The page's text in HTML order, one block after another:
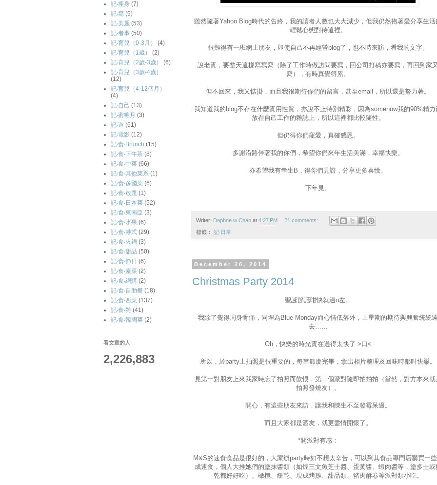
雖然隨著Yahoo Blog時代的告終，我的讀者人數也大大減少，但我仍然抱著愛分享生活
輕鬆心態對待這裡。
很難得有一班網上朋友，即使自己不再經營blog了，也不時來訪，看我的文字。
說老實，要整天這樣寫寫寫（除了工作時做訪問要寫，回公司打稿亦要寫，再回到家
寫），有時真覺得累。
但不回來，我又惦掛，而且我很期待你們的留言，甚至email，所以還是努力著。
我知道我的blog不存在什麼實用性質，亦說不上特別精彩，因為somehow我的90%精力
放在自己工作的雜誌上，所以這裡都比較隨性。
但仍得你們寵愛，真確感恩。
多謝沿路伴著我的你們，希望你們來年生活美滿，幸福快樂。
亦希望我有幸生B，得你們見證，分享更多喜悅。
下年見。
Writer: Daphne w Chan at 4:27 PM 21 comments:
標籤： 記‧日常
December 28, 2014
Christmas Party 2014
聖誕節話咁快就過o左。
我除了覺得周身骨痛，同埋為Blue Monday而心情低落外，上星期的期待與興奮統統
去……
Oh，快樂的時光實在過得太快了 >口<
所以，於party上拍照是很重要的，每當節慶完畢，拿出相片整理及回味時都叫快樂。
見第一對朋友上來我家時忘了拍照而飲恨，第二個派對隨即拍拍拍（當然，對方本來就
拍照發燒友）。
開心，有這些朋友來訪，讓我和陳生不至發霉呆過。
而且大家都是酒友，就更盡情開懷了。
*開派對有感：
M&S的速食食品是很好的，大家辦party時如不想太辛苦，可以到其食品專門店購買一
成速食，個人大推她們的塗抹醬類（如煙三文魚芝士醬、蛋黃醬、蝦肉醬等，塗多士或
乾都好好吃）、橄欖、餅乾、現成烤雞、甜品類、豬肉酥卷等派對類小吃。
記‧瘦身 (7)
記‧窩 (9)
記‧美麗 (53)
記‧者事 (50)
記‧育兒（0-3月）
(4)
記‧育兒（1歲）
(2)
記‧育兒（2歲-3歲）
(6)
記‧育兒（3歲-4歲）
(12)
記‧育兒（4-12個月）
(4)
記‧自己 (13)
記‧蜜糖月 (3)
記‧遊 (61)
記‧電影 (12)
記‧食‧Brunch (15)
記‧食‧下午茶 (8)
記‧食‧中菜 (66)
記‧食‧其他菜系 (1)
記‧食‧多國菜 (6)
記‧食‧放題 (1)
記‧食‧日本菜 (52)
記‧食‧東南亞 (3)
記‧食‧水果 (6)
記‧食‧港式 (29)
記‧食‧火鍋 (3)
記‧食‧甜品 (50)
記‧食‧節日 (6)
記‧食‧素菜 (2)
記‧食‧網購 (2)
記‧食‧自助餐 (18)
記‧食‧西菜 (137)
記‧食‧雜 (41)
記‧食‧韓國菜 (2)
看文章的人
2,226,883